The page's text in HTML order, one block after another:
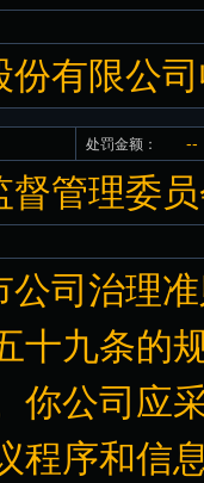
份有限公
处罚金额： --
督管理委
公司治理
十九条的
你公司应
程序和信